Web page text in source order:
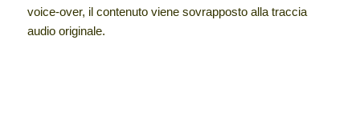
voice-over, il contenuto viene sovrapposto alla traccia
audio originale.